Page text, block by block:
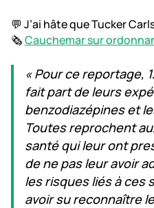
💬 J’ai hâte que Tucker
🗞️Cauchemar sur
« Pour ce reportage,
fait part de leurs
benzodiazépines et
Toutes reprochent
santé qui leur ont
de ne pas leur avoir
les risques liés à ces
avoir su reconnaître